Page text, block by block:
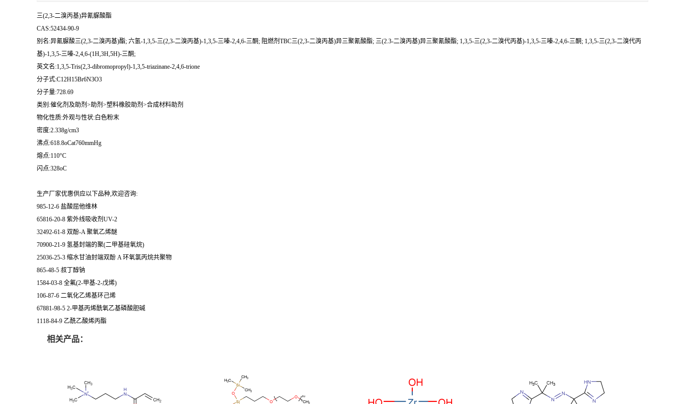
三(2,3-二溴丙基)异氰脲酸酯
CAS:52434-90-9
别名:异氰脲酸三(2,3-二溴丙基)酯; 六氢-1,3,5-三(2,3-二溴丙基)-1,3,5-三嗪-2,4,6-三酮; 阻燃剂TBC三(2,3-二溴丙基)异三聚氰酸酯; 三(2.3-二溴丙基)异三聚氰酸酯; 1,3,5-三(2,3-二溴代丙基)-1,3,5-三嗪-2,4,6-三酮; 1,3,5-三(2,3-二溴代丙
基)-1,3,5-三嗪-2,4,6-(1H,3H,5H)-三酮;
英文名:1,3,5-Tris(2,3-dibromopropyl)-1,3,5-triazinane-2,4,6-trione
分子式:C12H15Br6N3O3
分子量:728.69
类别:催化剂及助剂>助剂>塑料橡胶助剂>合成材料助剂
物化性质:外观与性状:白色粉末
密度:2.338g/cm3
沸点:618.8oCat760mmHg
熔点:110°C
闪点:328oC
生产厂家优惠供应以下品种,欢迎咨询:
985-12-6 盐酸屈他维林
65816-20-8 紫外线吸收剂UV-2
32492-61-8 双酚-A 聚氧乙烯醚
70900-21-9 氢基封端的聚(二甲基硅氧烷)
25036-25-3 缩水甘油封端双酚 A 环氧氯丙烷共聚物
865-48-5 叔丁醇钠
1584-03-8 全氟(2-甲基-2-戊烯)
106-87-6 二氧化乙烯基环己烯
67881-98-5 2-甲基丙烯酰氧乙基磷酸胆碱
1118-84-9 乙酰乙酸烯丙酯
相关产品：